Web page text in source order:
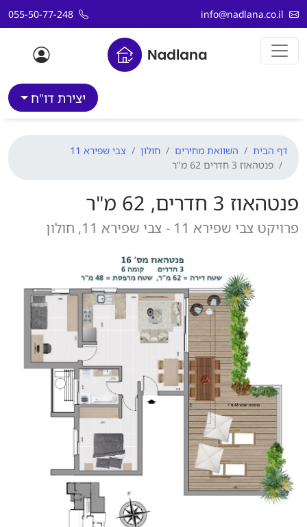
דלג לתוכן
info@nadlana.co.il
055-50-77-248
יצירת דו"ח
דף הבית השוואת מחירים חולון
צבי שפירא 11
פנטהאוז 3 חדרים 62 מ"ר
פנטהאוז 3 חדרים, 62 מ"ר
פרויקט צבי שפירא 11 - צבי שפירא 11, חולון